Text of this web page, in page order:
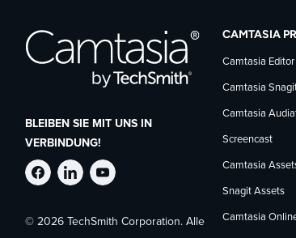
BLEIBEN SIE MIT UNS IN
VERBINDUNG!
TechSmith
auf
TechSmith
auf
TechSmith
auf
© 2026 TechSmith Corporation. Alle
CAMTASIA
Camtasia Editor
Camtasia
Camtasia
Screencast
Camtasia
Snagit Assets
Camtasia